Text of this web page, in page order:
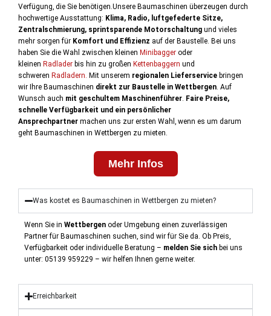
Verfügung, die Sie benötigen.Unsere Baumaschinen überzeugen durch
hochwertige Ausstattung: Klima, Radio, luftgefederte Sitze,
Zentralschmierung, sprintsparende Motorschaltung und vieles
mehr sorgen für Komfort und Effizienz auf der Baustelle. Bei uns
haben Sie die Wahl zwischen kleinen Minibagger oder
kleinen Radlader bis hin zu großen Kettenbaggern und
schweren Radladern. Mit unserem regionalen Lieferservice bringen
wir Ihre Baumaschinen direkt zur Baustelle in Wettbergen . Auf
Wunsch auch mit geschultem Maschinenführer Faire Preise,
schnelle Verfügbarkeit und ein persönlicher
Ansprechpartner machen uns zur ersten Wahl, wenn es um darum
geht Baumaschinen in Wettbergen zu mieten.
Mehr Infos
Was kostet es Baumaschinen in Wettbergen zu mieten?
Wenn Sie in Wettbergen oder Umgebung einen zuverlässigen
Partner für Baumaschinen suchen, sind wir für Sie da. Ob Preis,
Verfügbarkeit oder individuelle Beratung – melden Sie sich bei uns
unter: 05139 959229 – wir helfen Ihnen gerne weiter.
Erreichbarkeit